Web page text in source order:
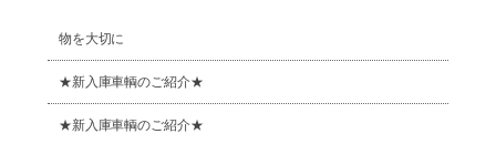
物を大切に
★新入庫車輌のご紹介★
★新入庫車輌のご紹介★